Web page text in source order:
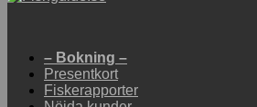
– Bokning –
Presentkort
Fiskerapporter